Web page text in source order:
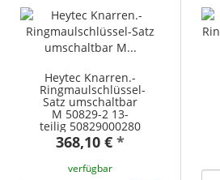
Heytec Knarren.-
Ringmaulschlüssel-
Satz umschaltbar
M 50829-2 13-
teilig 50829000280
368,10 € *
verfügbar